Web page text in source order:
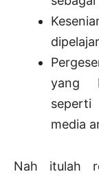
yang
media
Nah itulah